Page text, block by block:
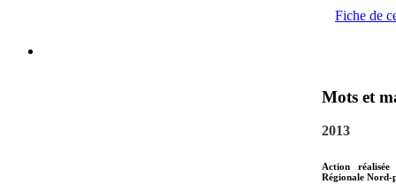
Fiche de
Mots et
2013
Action
Régionale Nord-